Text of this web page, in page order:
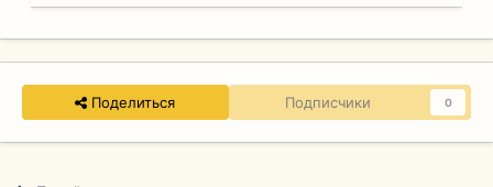
Поделиться Подписчики 0